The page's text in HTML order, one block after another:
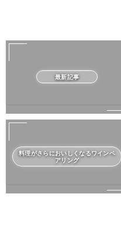
最新記事
料理がさらにおいしくなるワインペ
アリング